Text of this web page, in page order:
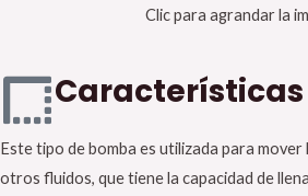
Clic para agrandar la
Características
Este tipo de bomba es utilizada para mover
otros fluidos, que tiene la capacidad de